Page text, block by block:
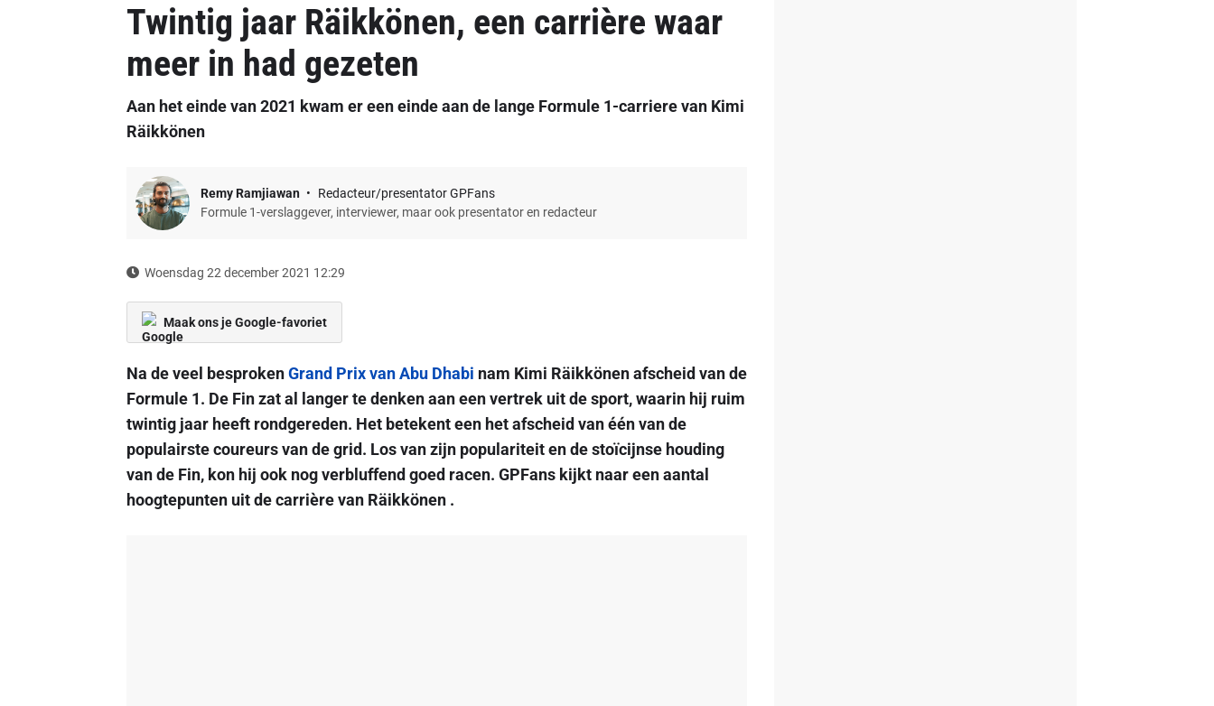
Twintig jaar Räikkönen, een carrière waar
meer in had gezeten
Aan het einde van 2021 kwam er een einde aan de lange Formule 1-carriere van Kimi
Räikkönen
Remy Ramjiawan
Redacteur/presentator GPFans
Formule 1-verslaggever, interviewer, maar ook presentator en redacteur
Woensdag 22 december 2021 12:29
Maak ons je Google-favoriet
Na de veel besprokenGrand Prix van Abu Dhabi nam Kimi Räikkönen afscheid van de
Formule 1. De Fin zat al langer te denken aan een vertrek uit de sport, waarin hij ruim
twintig jaar heeft rondgereden. Het betekent een het afscheid van één van de
populairste coureurs van de grid. Los van zijn populariteit en de stoïcijnse houding
van de Fin, kon hij ook nog verbluffend goed racen. GPFans kijkt naar een aantal
hoogtepunten uit de carrière van Räikkönen .